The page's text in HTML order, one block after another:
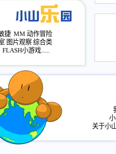
评分
捷 MM 动作冒险
图片观察 综合类
FLASH小游戏......
关于小